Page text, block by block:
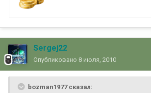
Sergej22
Опубликовано 8 июля, 2010
bozman1977 сказал: